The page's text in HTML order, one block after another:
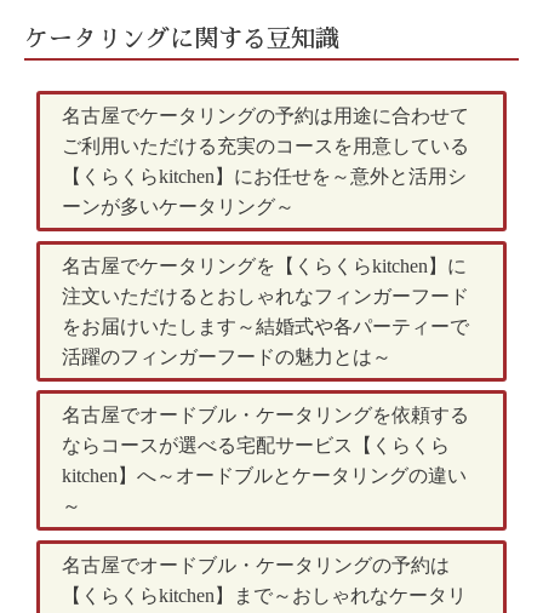
ケータリングに関する豆知識
名古屋でケータリングの予約は用途に合わせて
ご利用いただける充実のコースを用意している
【くらくらkitchen】にお任せを～意外と活用シ
ーンが多いケータリング～
名古屋でケータリングを【くらくらkitchen】に
注文いただけるとおしゃれなフィンガーフード
をお届けいたします～結婚式や各パーティーで
活躍のフィンガーフードの魅力とは～
名古屋でオードブル・ケータリングを依頼する
ならコースが選べる宅配サービス【くらくら
kitchen】へ～オードブルとケータリングの違い
～
名古屋でオードブル・ケータリングの予約は
【くらくらkitchen】まで～おしゃれなケータリ